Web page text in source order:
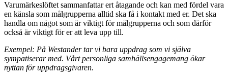
Varumärkeslöftet sammanfattar ert åtagande och kan med fördel vara
en känsla som målgrupperna alltid ska få i kontakt med er. Det ska
handla om något som är viktigt för målgrupperna och som därför
också är viktigt för er att leva upp till.
Exempel: På Westander tar vi bara uppdrag som vi själva
sympatiserar med. Vårt personliga samhällsengagemang ökar
nyttan för uppdragsgivaren.